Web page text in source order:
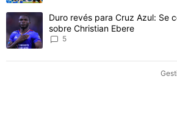
Un artículo de tendencia con el título
Duro revés para Cruz Azul: Se
sobre Christian Ebere
5